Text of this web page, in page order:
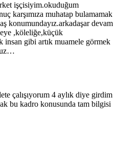
işçisiyim.okuduğum
karşımıza muhatap bulamamak
konumundayız.arkadaşar devam
,köleliğe,küçük
insan gibi artık muamele görmek
çalışıyorum 4 aylık diye girdim
bu kadro konusunda tam bilgisi